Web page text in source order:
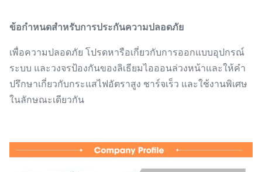
ข้อกำหนดสำหรับการประกันความปลอดภัย
เพื่อความปลอดภัย โปรดหารือเกี่ยวกับการออกแบบอุปกรณ์
ระบบ และวงจรป้องกันของลิเธียมไอออนล่วงหน้าและให้คำ
ปรึกษาเกี่ยวกับกระแสไฟอัตราสูง ชาร์จเร็ว และใช้งานพิเศษ
ในลักษณะเดียวกัน